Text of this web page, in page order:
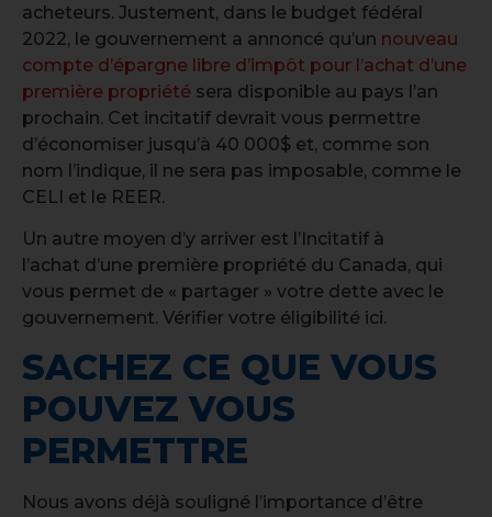
acheteurs. Justement, dans le budget fédéral
2022, le gouvernement a annoncé qu’un nouveau
compte d’épargne libre d’impôt pour l’achat d’une
première propriété sera disponible au pays l’an
prochain. Cet incitatif devrait vous permettre
d’économiser jusqu’à 40 000$ et, comme son
nom l’indique, il ne sera pas imposable, comme le
CELI et le REER.
Un autre moyen d’y arriver est l’Incitatif à
l’achat d’une première propriété du Canada, qui
vous permet de « partager » votre dette avec le
gouvernement. Vérifier votre éligibilité ici.
SACHEZ CE QUE VOUS
POUVEZ VOUS
PERMETTRE
Nous avons déjà souligné l’importance d’être